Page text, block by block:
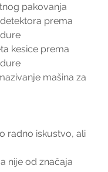
pakovanja
nije od značaja